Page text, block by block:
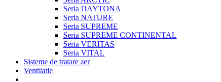
Seria DAYTONA
Seria NATURE
Seria SUPREME
Seria SUPREME CONTINENTAL
Seria VERITAS
Seria VITAL
Sisteme de tratare aer
Ventilatie